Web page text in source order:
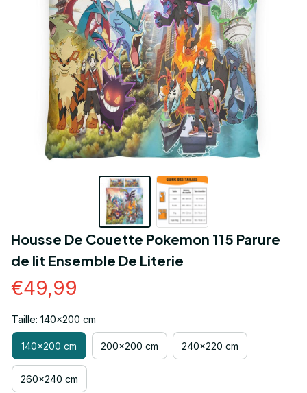
Housse De Couette Pokemon 115 Parure
de lit Ensemble De Literie
€49,99
Taille: 140x200 cm
140x200 cm 200x200 cm 240x220 cm
260x240 cm